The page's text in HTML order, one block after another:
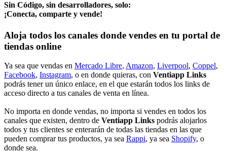
Sin Código, sin desarrolladores, solo:
¡Conecta, comparte y vende!
Aloja todos los canales donde vendes en tu portal de
tiendas online
Ya sea que vendas en Mercado Libre, Amazon, Liverpool, Coppel,
Facebook, Instagram, o en donde quieras, con Ventiapp Links
podrás tener un único enlace, en el que estarán todos los links de
acceso directo a tus canales de venta en línea.
No importa en donde vendas, no importa si vendes en todos los
canales que existen, dentro de Ventiapp Links podrás alojarlos
todos y tus clientes se enterarán de todas las tiendas en las que
pueden comprar tus productos, ya sea Rappi, ya sea Shopify, o
donde sea.